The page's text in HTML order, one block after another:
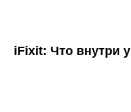
iFixit: Что внутри